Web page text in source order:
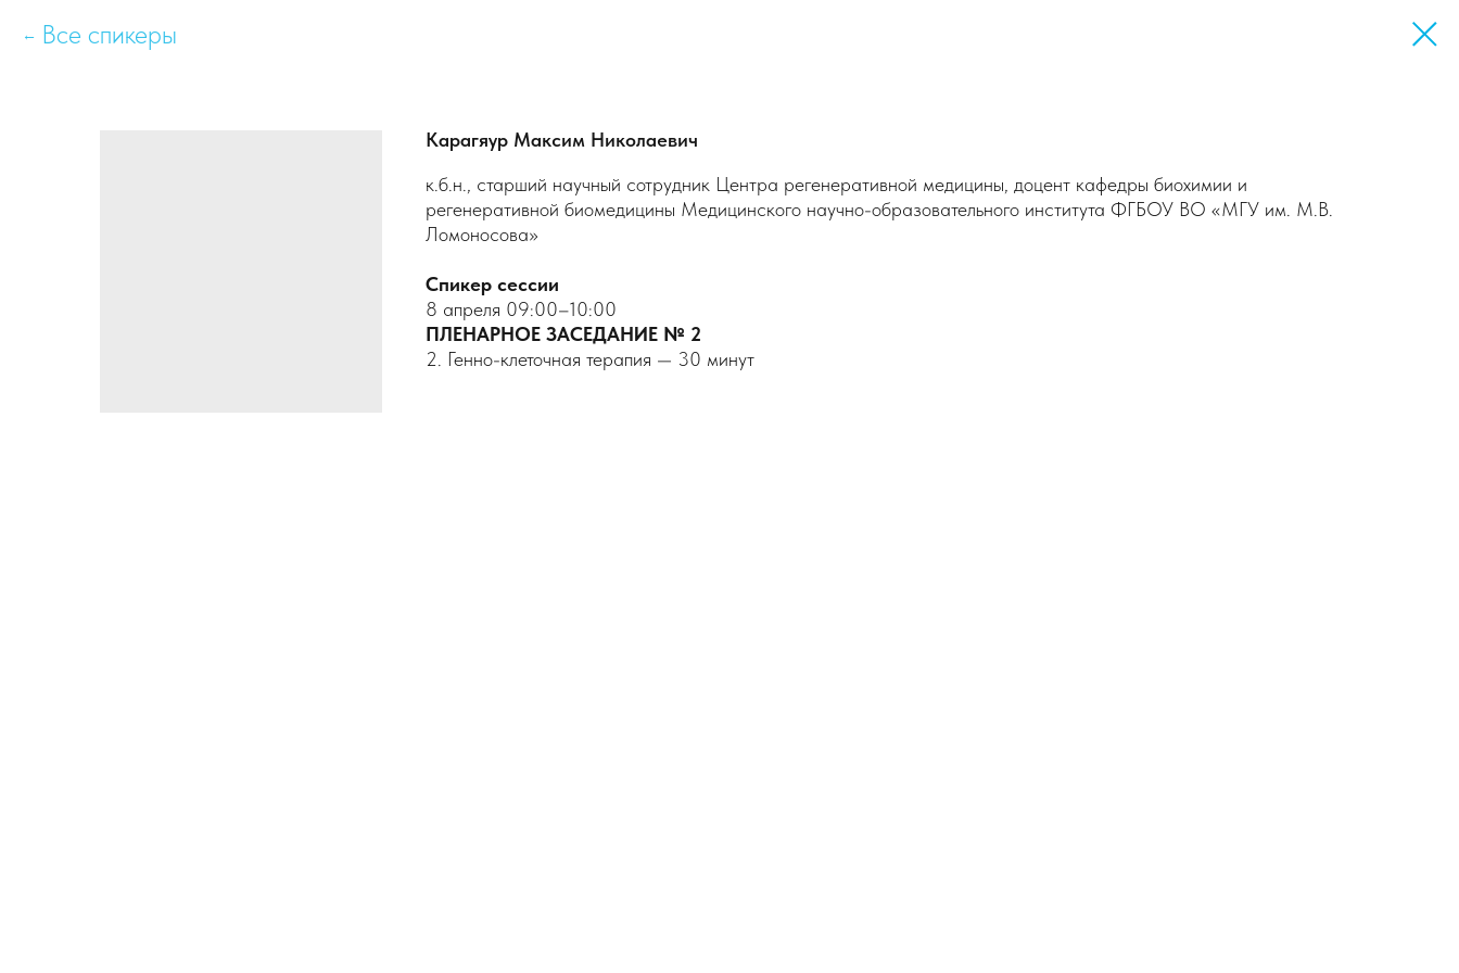
Все спикеры
Карагяур Максим Николаевич
к.б.н., старший научный сотрудник Центра регенеративной медицины, доцент кафедры биохимии и
регенеративной биомедицины Медицинского научно-образовательного института ФГБОУ ВО «МГУ им. М.В.
Ломоносова»
Спикер сессии
8 апреля 09:00–10:00
ПЛЕНАРНОЕ ЗАСЕДАНИЕ № 2
2. Генно-клеточная терапия — 30 минут